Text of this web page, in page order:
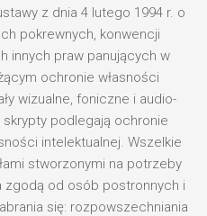
z dnia 4 lutego 1994 r. o
pokrewnych, konwencji
innych praw panujących w
ochronie własności
wizualne, foniczne i audio-
podlegają ochronie
intelektualnej. Wszelkie
stworzonymi na potrzeby
zgodą od osób postronnych i
się: rozpowszechniania